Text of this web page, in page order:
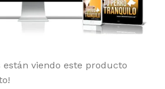
están viendo este producto